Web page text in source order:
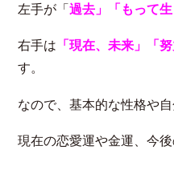
左手が「 過去」「もって
右手は 「現在、未来」「
す。
なので、基本的な性格や
現在の恋愛運や金運、今